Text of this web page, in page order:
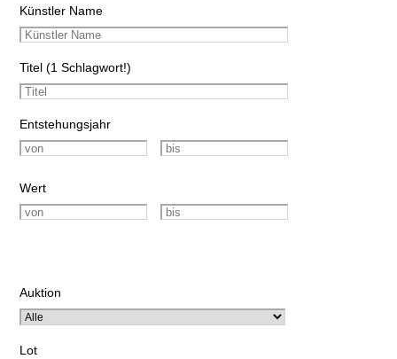
Künstler Name
Titel (1 Schlagwort!)
Entstehungsjahr
Wert
Auktion
Lot